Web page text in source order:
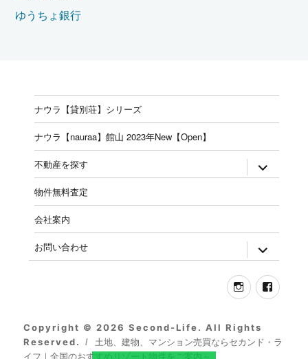
ゆうちょ銀行
ナウラ【貸別荘】シリーズ
ナウラ【nauraa】館山 2023年New【Open】
不動産を探す expand
child
物件無料査定
会社案内
お問い合わせ expand
child
Instagram
Copyright © 2026 Second-Life. All Rights
Reserved.
土地、建物、マンション売買ならセカンド・ラ
イフ｜全国のおすすめリゾート物件をご案内～